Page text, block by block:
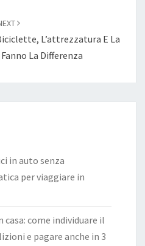
L’attrezzatura E La
La Differenza
in auto senza
per viaggiare in
casa: come individuare il
e pagare anche in 3